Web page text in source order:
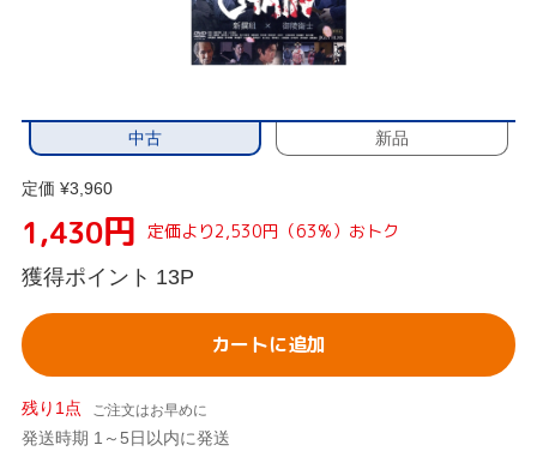
中古 新品
定価 ¥3,960
1,430円 定価より2,530円（63%）おトク
獲得ポイント 13P
カートに追加
残り1点 ご注文はお早めに
発送時期 1～5日以内に発送